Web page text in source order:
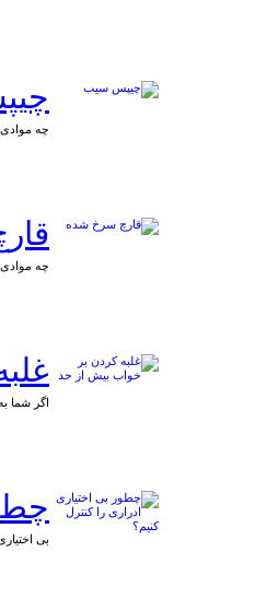
چه
چه موادی
اگر شما
بی